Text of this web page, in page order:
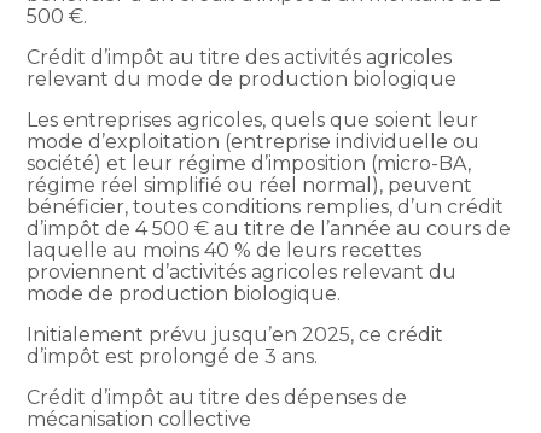
500 €.
Crédit d’impôt au titre des activités agricoles
relevant du mode de production biologique
Les entreprises agricoles, quels que soient leur
mode d’exploitation (entreprise individuelle ou
société) et leur régime d’imposition (micro-BA,
régime réel simplifié ou réel normal), peuvent
bénéficier, toutes conditions remplies, d’un crédit
d’impôt de 4 500 € au titre de l’année au cours de
laquelle au moins 40 % de leurs recettes
proviennent d’activités agricoles relevant du
mode de production biologique.
Initialement prévu jusqu’en 2025, ce crédit
d’impôt est prolongé de 3 ans.
Crédit d’impôt au titre des dépenses de
mécanisation collective